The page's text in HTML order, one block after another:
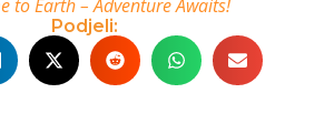
to Earth – Adventure Awaits!
Podjeli: